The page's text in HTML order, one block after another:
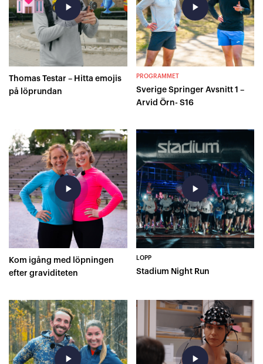
play_arrow
Thomas Testar – Hitta emojis
på löprundan
play_arrow
PROGRAMMET
Sverige Springer Avsnitt 1 –
Arvid Örn- S16
play_arrow
Kom igång med löpningen
efter graviditeten
play_arrow
LOPP
Stadium Night Run
play_arrow play_arrow